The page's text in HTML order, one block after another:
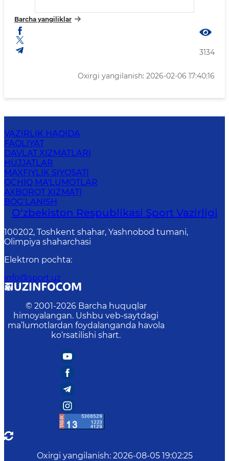
Barcha yangiliklar
3134
Oxirgi yangilanish: 2026-02-06 17:40:16
VAZIRLIK HAQIDA
FAOLIYAT
DAVLAT XIZMATLARI
HUJJATLAR
MAXFIYLIK SIYOSATI
OCHIQ MA'LUMOTLAR
AXBOROT XIZMATI
BOG‘LANISH
O‘zbekiston Respublikasi Sport Vazirligi
100202, Toshkent shahar, Yashnobod tumani,
Olimpiya shaharchasi
Elektron pochta:
info@sport.uz
© 2001-2026 Barcha huquqlar
himoyalangan. Ushbu veb-saytdagi
ma’lumotlardan foydalanganda havola
ko‘rsatilishi shart.
Oxirgi yangilanish: 2026-08-05 19:02:25